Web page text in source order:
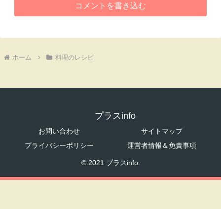
コメントを書き込む
ホーム 料理のレシピ
プラスinfo
お問い合わせ
サイトマップ
プライバシーポリシー
運営者情報＆免責事項
© 2021 プラスinfo.